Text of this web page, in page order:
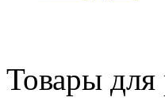
Товары для